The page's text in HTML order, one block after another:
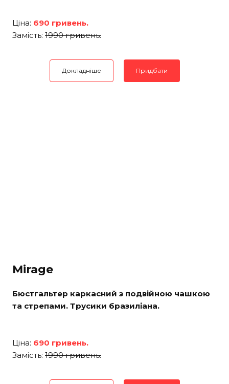
Ціна: 690 гривень.
Замість: 1990 гривень.
Докладніше Придбати
Mirage
Бюстгальтер каркасний з подвійною чашкою
та стрепами. Трусики бразиліана.
Ціна: 690 гривень.
Замість: 1990 гривень.